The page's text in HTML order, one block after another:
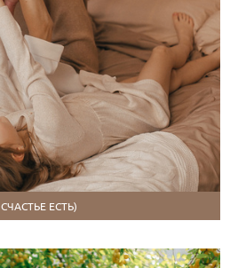
СЧАСТЬЕ ЕСТЬ)